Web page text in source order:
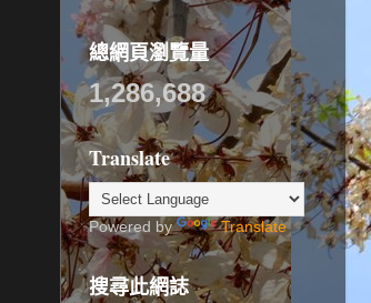
總網頁瀏覽量
1,286,688
Translate
Powered by Translate
搜尋此網誌